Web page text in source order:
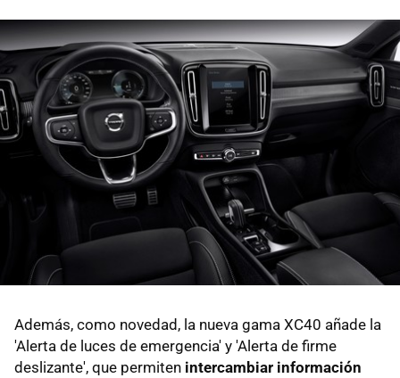
Además, como novedad, la nueva gama XC40 añade la
'Alerta de luces de emergencia' y 'Alerta de firme
deslizante', que permiten intercambiar información